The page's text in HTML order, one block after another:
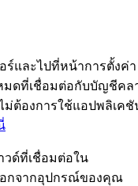
ร์และไปที่หน้าการตั้งค่า
ดที่เชื่อมต่อกับบัญชีคล
ต้องการใช้แอปพลิเคชั
ด์ที่เชื่อมต่อใน
อกจากอุปกรณ์ของคุณ